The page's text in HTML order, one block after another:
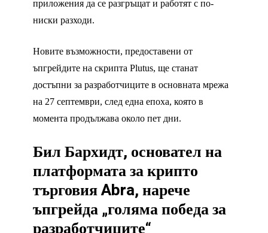
приложения да се разгръщат и работят с по-
ниски разходи.
Новите възможности, предоставени от
ъпгрейдите на скрипта Plutus, ще станат
достъпни за разработчиците в основната мрежа
на 27 септември, след една епоха, която в
момента продължава около пет дни.
Бил Бархидт, основател на
платформата за крипто
търговия Abra, нарече
ъпгрейда „голяма победа за